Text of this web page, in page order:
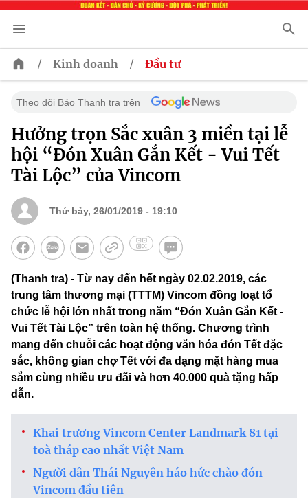
/ Kinh doanh / Đầu tư
Theo dõi Báo Thanh tra trên
Hưởng trọn Sắc xuân 3 miền tại lễ
hội “Đón Xuân Gắn Kết - Vui Tết
Tài Lộc” của Vincom
Thứ bảy, 26/01/2019 - 19:10
(Thanh tra) - Từ nay đến hết ngày 02.02.2019, các
trung tâm thương mại (TTTM) Vincom đồng loạt tổ
chức lễ hội lớn nhất trong năm “Đón Xuân Gắn Kết -
Vui Tết Tài Lộc” trên toàn hệ thống. Chương trình
mang đến chuỗi các hoạt động văn hóa đón Tết đặc
sắc, không gian chợ Tết với đa dạng mặt hàng mua
sắm cùng nhiều ưu đãi và hơn 40.000 quà tặng hấp
dẫn.
Khai trương Vincom Center Landmark 81 tại
toà tháp cao nhất Việt Nam
Người dân Thái Nguyên háo hức chào đón
Vincom đầu tiên